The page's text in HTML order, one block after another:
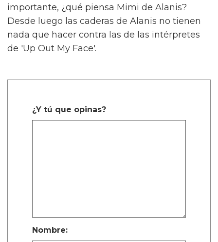
importante, ¿qué piensa Mimi de Alanis?
Desde luego las caderas de Alanis no tienen
nada que hacer contra las de las intérpretes
de 'Up Out My Face'.
¿Y tú que opinas?
Nombre: